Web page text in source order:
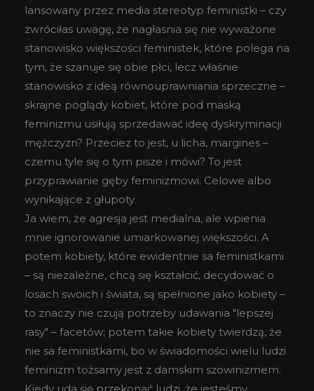
lansowany przez media stereotyp feministki – czy
zwróciłas uwagę, że nagłasnia się nie wyważone
stanowisko większości feministek, które polega na
tym, że szanuje się obie płci, lecz właśnie
stanowisko z ideą równouprawniania sprzeczne –
skrajne poglądy kobiet, które pod maską
feminizmu usiłują sprzedawać ideę dyskryminacji
mężczyzn? Przeciez to jest, u licha, margines –
czemu tyle się o tym pisze i mówi? To jest
przyprawianie gęby feminizmowi. Celowe albo
wynikające z głupoty.
Ja wiem, że agresja jest medialna, ale wpienia
mnie ignorowanie umiarkowanej większości. A
potem kobiety, które ewidentnie sa feministkami
– są niezależne, chcą się kształcić, decydować o
losach swoich i świata, są spełnione jako kobiety –
to znaczy nie czują potrzeby udawania "lepszej
rasy" – facetów; potem takie kobiety twierdzą, że
nie sa feministkami, bo w świadomości wielu ludzi
feminizm tożsamy jest z damskim szowinizmem.